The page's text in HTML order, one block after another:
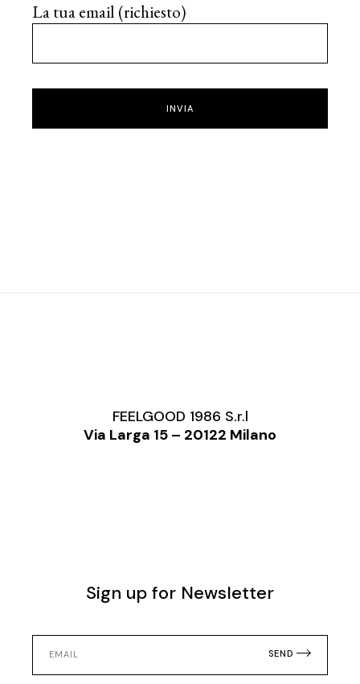
La tua email (richiesto)
INVIA
FEELGOOD 1986 S.r.l
Via Larga 15 – 20122 Milano
Sign up for Newsletter
SEND